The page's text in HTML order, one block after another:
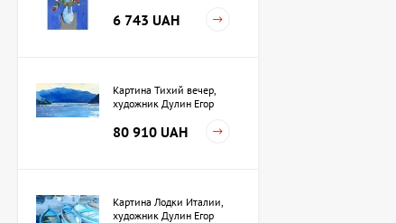
6 743 UAH
Картина Тихий вечер,
художник Дулин Егор
80 910 UAH
Картина Лодки Италии,
художник Дулин Егор